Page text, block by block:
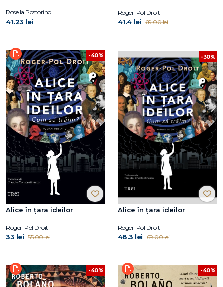
Rosella Postorino
41.23 lei
Roger-Pol Droit
41.4 lei 69.00 lei
-40%
Alice în țara ideilor
Roger-Pol Droit
33 lei 55.00 lei
-30%
Alice în țara ideilor
Roger-Pol Droit
48.3 lei 69.00 lei
-40% -40%